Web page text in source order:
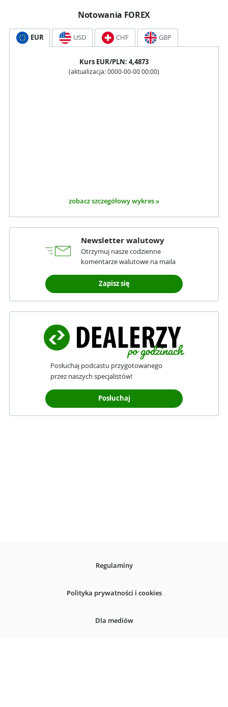
Notowania FOREX
EUR USD CHF GBP
Kurs EUR/PLN: 4,4873
(aktualizacja: 0000-00-00 00:00)
zobacz szczegółowy wykres »
Newsletter walutowy
Otrzymuj nasze codzienne
komentarze walutowe na maila
Zapisz się
Posłuchaj podcastu przygotowanego
przez naszych specjalistów!
Posłuchaj
Regulaminy
Polityka prywatności i cookies
Dla mediów